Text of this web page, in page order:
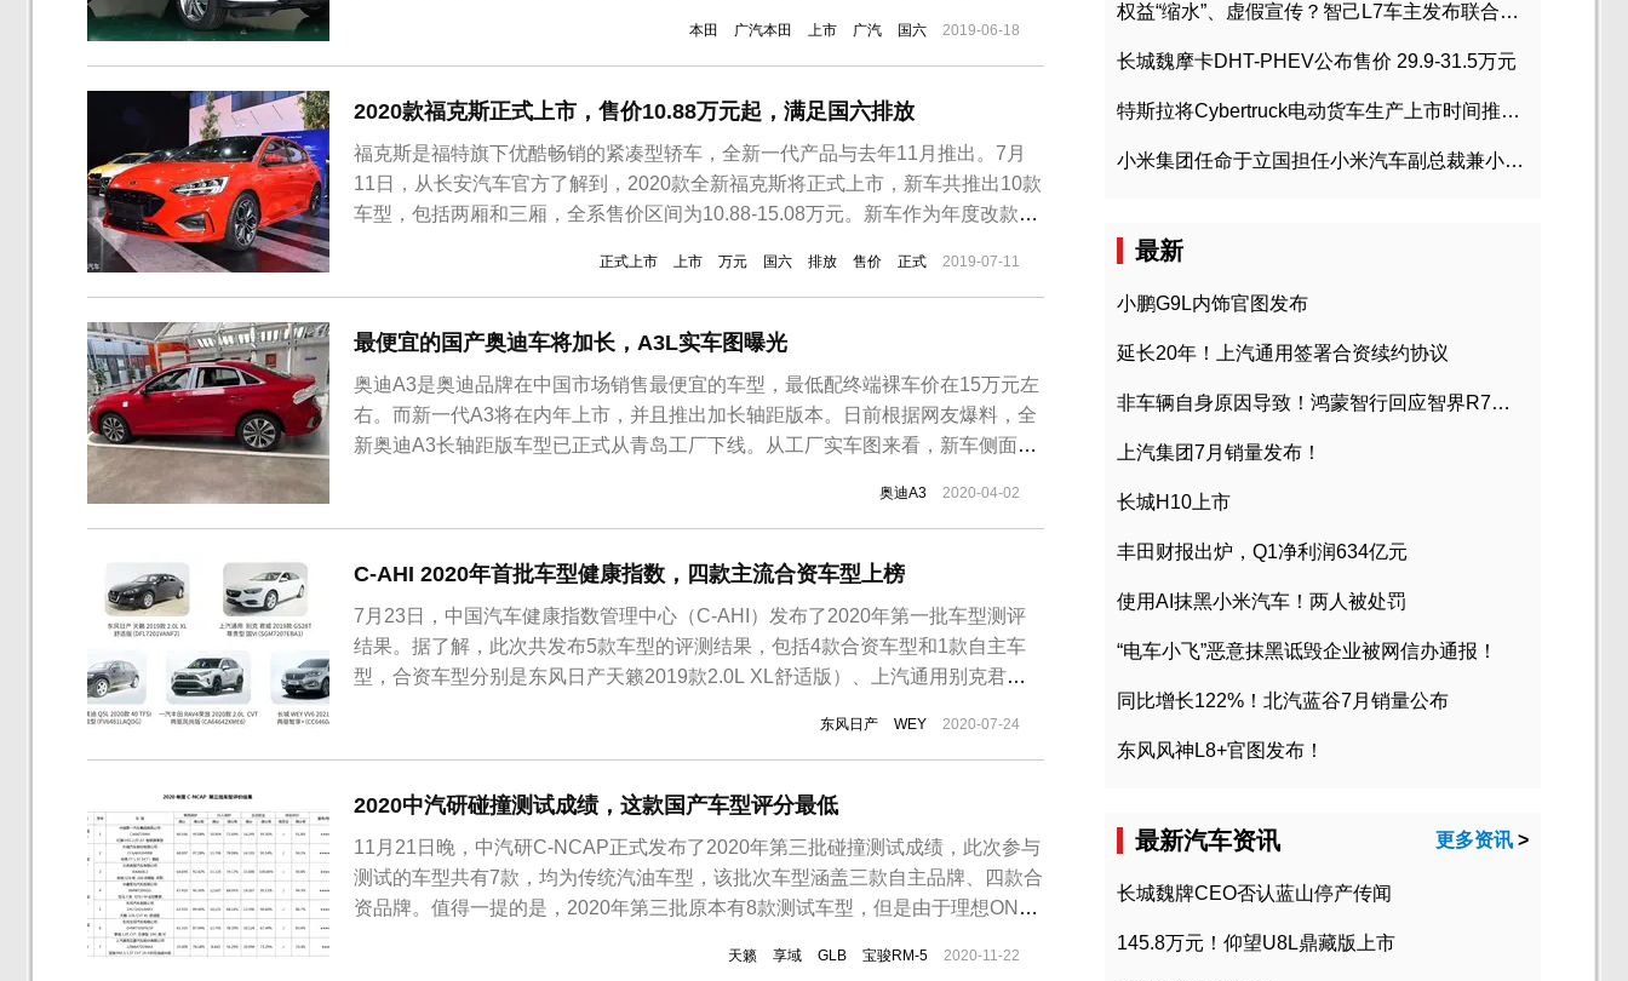
本田 广汽本田 上市 广汽 国六 2019-06-18
2020款福克斯正式上市，售价10.88万元起，满足国六排放
福克斯是福特旗下优酷畅销的紧凑型轿车，全新一代产品与去年11月推出。7月
11日，从长安汽车官方了解到，2020款全新福克斯将正式上市，新车共推出10款
车型，包括两厢和三厢，全系售价区间为10.88-15.08万元。新车作为年度改款，
更加运动化的外观套件。这个外观运动套件体现到细节方面包括了黑色蜂窝状前
格栅、车身下部包围、双排...
正式上市 上市 万元 国六 排放 售价 正式 2019-07-11
最便宜的国产奥迪车将加长，A3L实车图曝光
奥迪A3是奥迪品牌在中国市场销售最便宜的车型，最低配终端裸车价在15万元左
右。而新一代A3将在内年上市，并且推出加长轴距版本。日前根据网友爆料，全
新奥迪A3长轴距版车型已正式从青岛工厂下线。从工厂实车图来看，新车侧面看
汽-大众AU381/0 CN_KL项目，由一汽-大众青岛分公司投产，也是该公司生产的
第2款奥迪品牌车型...
奥迪A3 2020-04-02
C-AHI 2020年首批车型健康指数，四款主流合资车型上榜
7月23日，中国汽车健康指数管理中心（C-AHI）发布了2020年第一批车型测评
结果。据了解，此次共发布5款车型的评测结果，包括4款合资车型和1款自主车
型，合资车型分别是东风日产天籁2019款2.0L XL舒适版）、上汽通用别克君威
型）和一汽丰田RAV4荣放（2020款2.0L CVT两驱风尚版），自...
东风日产 WEY 2020-07-24
2020中汽研碰撞测试成绩，这款国产车型评分最低
11月21日晚，中汽研C-NCAP正式发布了2020年第三批碰撞测试成绩，此次参与
测试的车型共有7款，均为传统汽油车型，该批次车型涵盖三款自主品牌、四款合
资品牌。值得一提的是，2020年第三批原本有8款测试车型，但是由于理想ONE
批测试车型包括红旗HS5、哈弗F7、奔驰GLB、宝马3系、本田享域、日产天籁
天籁 享域 GLB 宝骏RM-5 2020-11-22
权益“缩水”、虚假宣传？智己L7车主发布联合维权声明
长城魏摩卡DHT-PHEV公布售价 29.9-31.5万元
特斯拉将Cybertruck电动货车生产上市时间推迟到2023年初
小米集团任命于立国担任小米汽车副总裁兼小米汽车北京总部政委
最新
小鹏G9L内饰官图发布
延长20年！上汽通用签署合资续约协议
非车辆自身原因导致！鸿蒙智行回应智界R7起火事故
上汽集团7月销量发布！
长城H10上市
丰田财报出炉，Q1净利润634亿元
使用AI抹黑小米汽车！两人被处罚
“电车小飞”恶意抹黑诋毁企业被网信办通报！
同比增长122%！北汽蓝谷7月销量公布
东风风神L8+官图发布！
最新汽车资讯 更多资讯 >
长城魏牌CEO否认蓝山停产传闻
145.8万元！仰望U8L鼎藏版上市